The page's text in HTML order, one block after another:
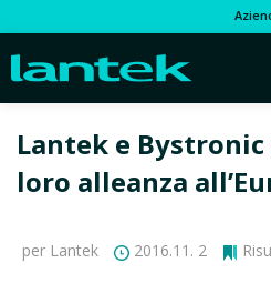
Lantek e
loro alleanza
per Lantek 2016.11. 2